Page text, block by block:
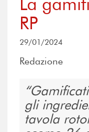
RP
29/01/2024
Redazione
gli
tavola